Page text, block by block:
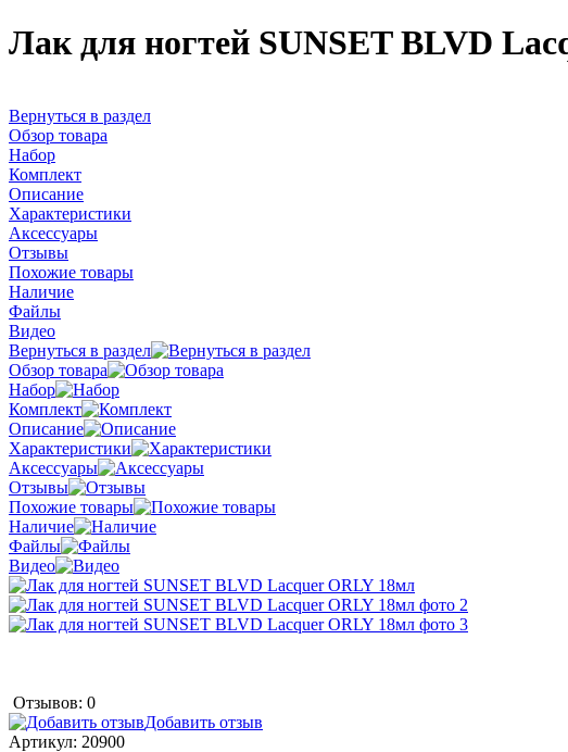
Лак для ногтей SUNSET BLVD
Вернуться в раздел
Обзор товара
Набор
Комплект
Описание
Характеристики
Аксессуары
Отзывы
Похожие товары
Наличие
Файлы
Видео
Вернуться в раздел
Обзор товара
Набор
Комплект
Описание
Характеристики
Аксессуары
Отзывы
Похожие товары
Наличие
Файлы
Видео
Отзывов: 0
Добавить отзыв
Артикул: 20900